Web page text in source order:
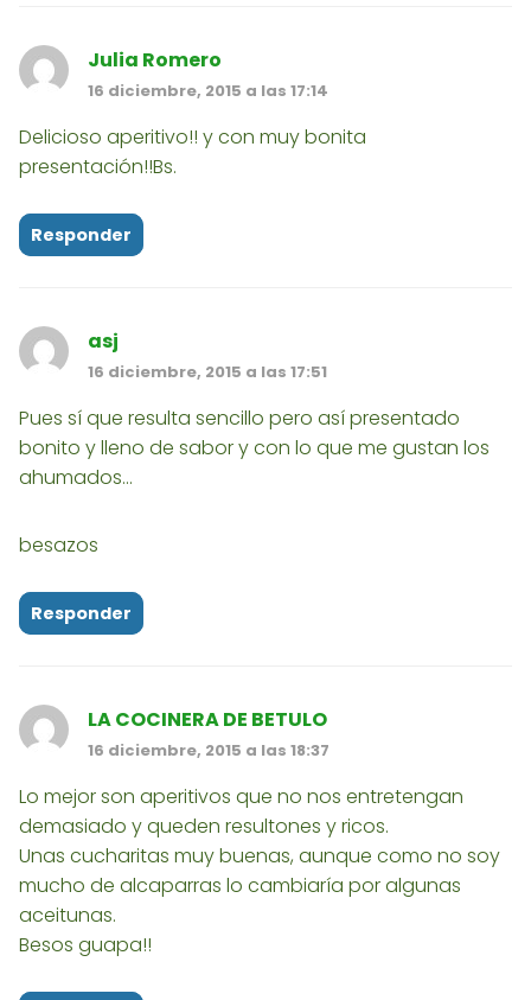
Julia Romero
16 diciembre, 2015 a las 17:14
Delicioso aperitivo!! y con muy bonita
presentación!!Bs.
Responder
asj
16 diciembre, 2015 a las 17:51
Pues sí que resulta sencillo pero así presentado
bonito y lleno de sabor y con lo que me gustan los
ahumados...
besazos
Responder
LA COCINERA DE BETULO
16 diciembre, 2015 a las 18:37
Lo mejor son aperitivos que no nos entretengan
demasiado y queden resultones y ricos.
Unas cucharitas muy buenas, aunque como no soy
mucho de alcaparras lo cambiaría por algunas
aceitunas.
Besos guapa!!